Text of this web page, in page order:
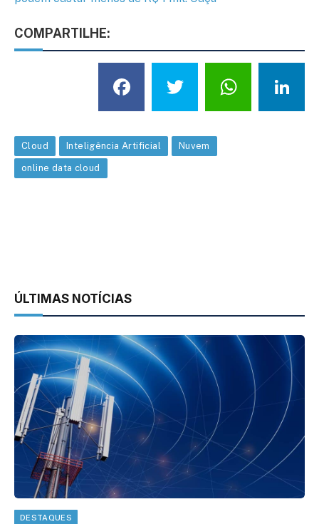
COMPARTILHE:
Facebook
Twitter
Cloud Inteligência Artificial Nuvem
online data cloud
ÚLTIMAS NOTÍCIAS
DESTAQUES